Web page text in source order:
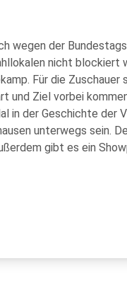
wegen der
nicht blockiert
Für die Zuschauer
und Ziel vorbei
in der Geschichte der
unterwegs sein.
gibt es ein